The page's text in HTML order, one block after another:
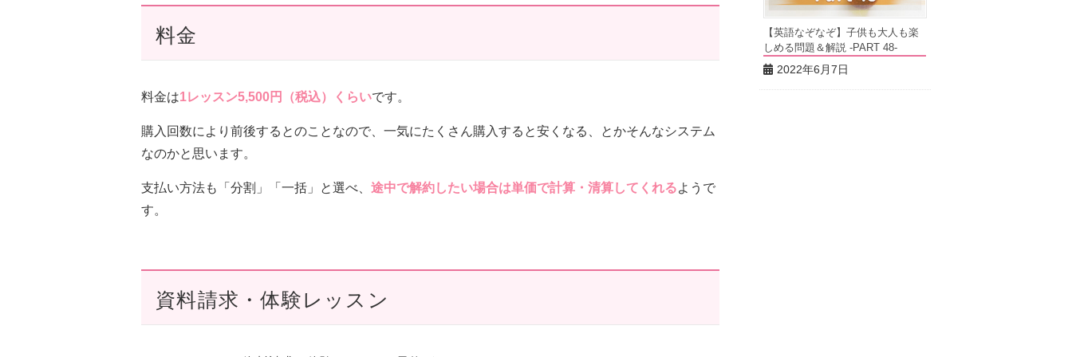
料金
料金は1レッスン5,500円（税込）くらいです。
購入回数により前後するとのことなので、一気にたくさん購入すると安くなる、とかそんなシステム
なのかと思います。
支払い方法も「分割」「一括」と選べ、 途中で解約したい場合は単価で計算・清算してくれるようで
す。
資料請求・体験レッスン
【英語なぞなぞ】子供も大人も楽
しめる問題＆解説 -PART 48-
2022年6月7日